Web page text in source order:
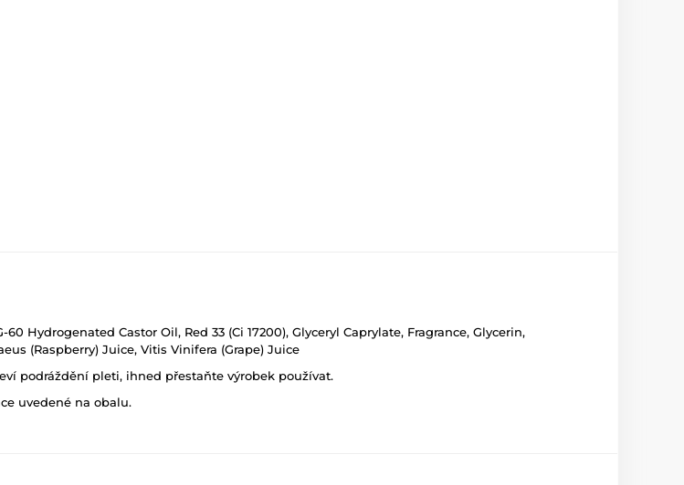
Hydrogenated Castor Oil, Red 33 (Ci 17200), Glyceryl Caprylate, Fragrance, Glycerin,
(Raspberry) Juice, Vitis Vinifera (Grape) Juice
podráždění pleti, ihned přestaňte výrobek používat.
uvedené na obalu.